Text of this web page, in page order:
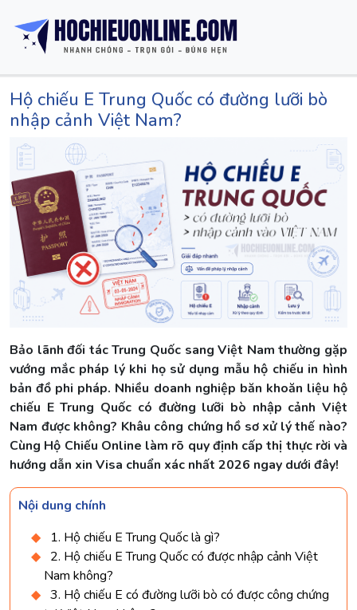
Hộ chiếu E Trung Quốc có đường lưỡi bò
nhập cảnh Việt Nam?
Bảo lãnh đối tác Trung Quốc sang Việt Nam thường gặp
vướng mắc pháp lý khi họ sử dụng mẫu hộ chiếu in hình
bản đồ phi pháp. Nhiều doanh nghiệp băn khoăn liệu hộ
chiếu E Trung Quốc có đường lưỡi bò nhập cảnh Việt
Nam được không? Khâu công chứng hồ sơ xử lý thế nào?
Cùng Hộ Chiếu Online làm rõ quy định cấp thị thực rời và
hướng dẫn xin Visa chuẩn xác nhất 2026 ngay dưới đây!
Nội dung chính
1. Hộ chiếu E Trung Quốc là gì?
2. Hộ chiếu E Trung Quốc có được nhập cảnh Việt
Nam không?
3. Hộ chiếu E có đường lưỡi bò có được công chứng